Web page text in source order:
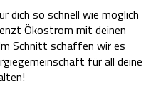
dich so schnell wie möglich
Ökostrom mit deinen
Schnitt schaffen wir es
für all deine